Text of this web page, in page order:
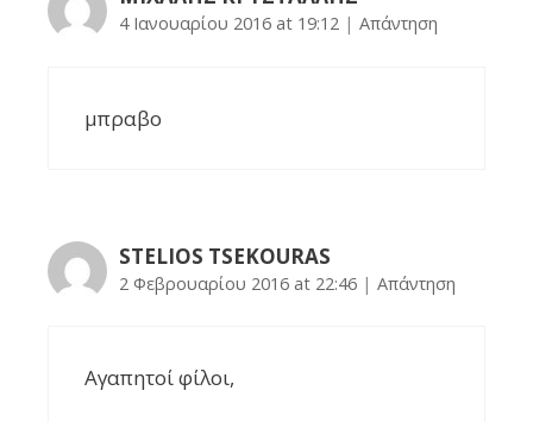
4 Ιανουαρίου 2016 at 19:12 | Απάντηση
μπραβο
STELIOS TSEKOURAS
2 Φεβρουαρίου 2016 at 22:46 | Απάντηση
Αγαπητοί φίλοι,